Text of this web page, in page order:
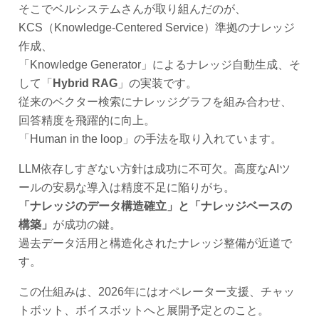
そこでベルシステムさんが取り組んだのが、
KCS（Knowledge-Centered Service）準拠のナレッジ
作成、
「Knowledge Generator」によるナレッジ自動生成、そ
して「 Hybrid RAG」の実装です。
従来のベクター検索にナレッジグラフを組み合わせ、
回答精度を飛躍的に向上。
「Human in the loop」の手法を取り入れています。
LLM依存しすぎない方針は成功に不可欠。高度なAIツ
ールの安易な導入は精度不足に陥りがち。
「ナレッジのデータ構造確立」と「ナレッジベースの
構築」 が成功の鍵。
過去データ活用と構造化されたナレッジ整備が近道で
す。
この仕組みは、2026年にはオペレーター支援、チャッ
トボット、ボイスボットへと展開予定とのこと。